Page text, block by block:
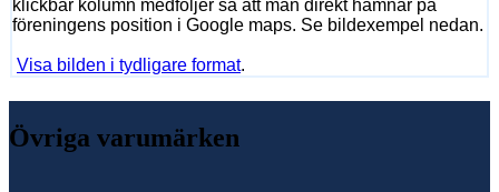
klickbar kolumn medföljer så att man direkt hamnar på
föreningens position i Google maps. Se bildexempel nedan.
Visa bilden i tydligare format.
Övriga varumärken